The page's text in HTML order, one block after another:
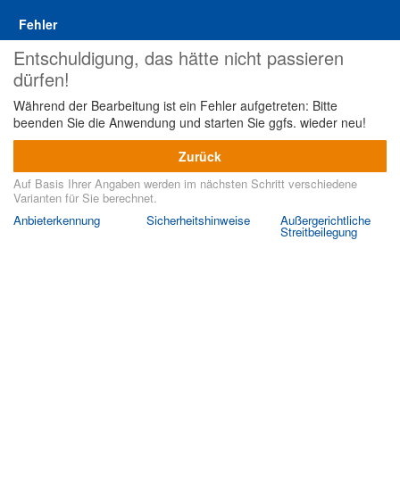
Fehler
Entschuldigung, das hätte nicht passieren
dürfen!
Während der Bearbeitung ist ein Fehler aufgetreten: Bitte
beenden Sie die Anwendung und starten Sie ggfs. wieder neu!
Zurück
Auf Basis Ihrer Angaben werden im nächsten Schritt verschiedene
Varianten für Sie berechnet.
Anbieterkennung
Sicherheitshinweise Außergerichtliche
Streitbeilegung